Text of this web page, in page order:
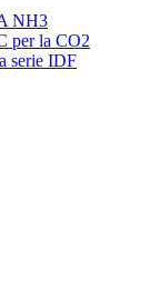
NH3
per la CO2
serie IDF